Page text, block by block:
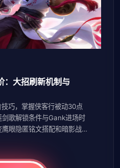
：大招刷新机制与
巧，掌握侠客行被动30点
歌解锁条件与Gank进场时
眼隐匿铭文搭配和暗影战斧